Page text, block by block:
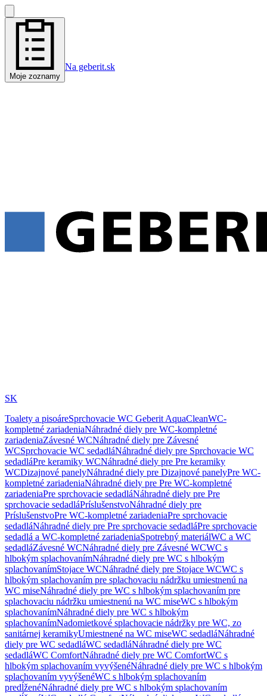
Moje zoznamy
Na geberit.sk
SK
Toalety a pisoáreSprchovacie WC Geberit AquaCleanWC-
kompletné zariadeniaNáhradné diely pre WC-kompletné
zariadeniaZávesné WCNáhradné diely pre Závesné
WCSprchovacie WC sedadláNáhradné diely pre Sprchovacie WC
sedadláPre keramiky WCNáhradné diely pre Pre keramiky
WCDizajnové panelyNáhradné diely pre Dizajnové panelyPre WC-
kompletné zariadeniaNáhradné diely pre Pre WC-kompletné
zariadeniaPre sprchovacie sedadláNáhradné diely pre Pre
sprchovacie sedadláPríslušenstvoNáhradné diely pre
PríslušenstvoPre WC-kompletné zariadeniaPre sprchovacie
sedadláNáhradné diely pre Pre sprchovacie sedadláPre sprchovacie
sedadlá a WC-kompletné zariadeniaSpotrebný materiálWC a WC
sedadláZávesné WCNáhradné diely pre Závesné WCWC s
hlbokým splachovanímNáhradné diely pre WC s hlbokým
splachovanímStojace WCNáhradné diely pre Stojace WCWC s
hlbokým splachovaním pre splachovaciu nádržku umiestnenú na
WC miseNáhradné diely pre WC s hlbokým splachovaním pre
splachovaciu nádržku umiestnenú na WC miseWC s hlbokým
splachovanímNáhradné diely pre WC s hlbokým
splachovanímNadomietkové splachovacie nádržky pre WC, zo
sanitárnej keramikyUmiestnené na WC miseWC sedadláNáhradné
diely pre WC sedadláWC sedadláNáhradné diely pre WC
sedadláWC ComfortNáhradné diely pre WC ComfortWC s
hlbokým splachovaním vyvýšenéNáhradné diely pre WC s hlbokým
splachovaním vyvýšenéWC s hlbokým splachovaním
predĺženéNáhradné diely pre WC s hlbokým splachovaním